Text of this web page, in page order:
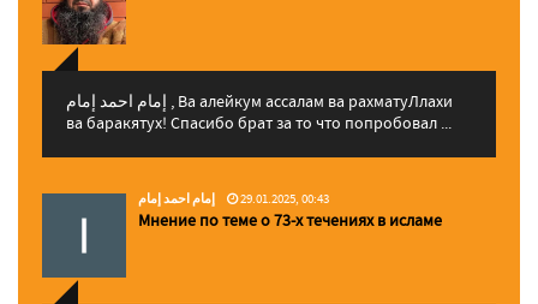
إمام احمد إمام , Ва алейкум ассалам ва рахматуЛлахи
ва баракятух! Спасибо брат за то что попробовал ...
إمام احمد إمام 29.01.2025, 00:43
Мнение по теме о 73-х течениях в исламе